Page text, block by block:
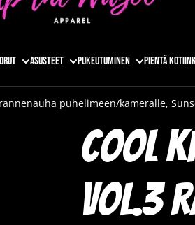
Asusteet Pukeutuminen Pientä kotiin
puhelimeen/kameralle,
Cool
vol.3